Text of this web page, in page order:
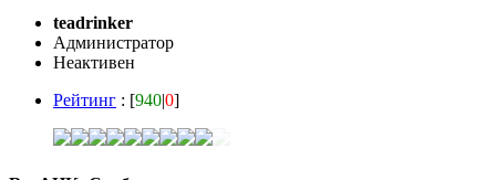
teadrinker
Администратор
Неактивен
Рейтинг : [940|0]